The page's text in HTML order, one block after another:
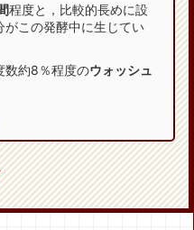
程度と，比較的長めに設
がこの発酵中に生じてい
数約8％程度のウォッシュ